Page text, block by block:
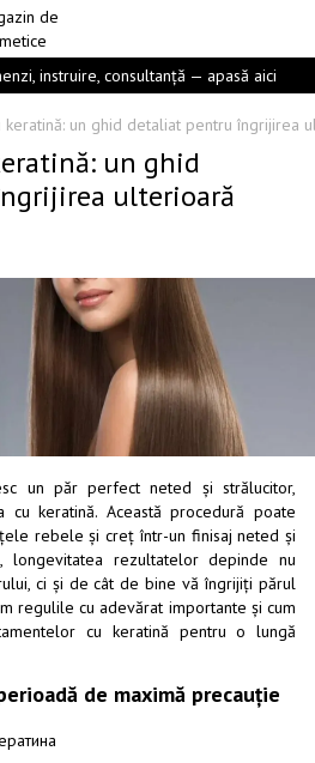
instruire, consultanță — apasă aici
un ghid detaliat pentru îngrijirea
un ghid
ulterioară
un păr perfect neted și strălucitor,
cu keratină. Această procedură poate
rebele și creț într-un finisaj neted și
longevitatea rezultatelor depinde nu
ci și de cât de bine vă îngrijiți părul
regulile cu adevărat importante și cum
cu keratină pentru o lungă
de maximă precauție